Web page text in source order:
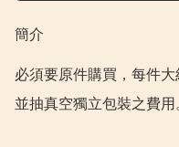
簡介
必須要原件購買，每件
並抽真空獨立包裝之費用